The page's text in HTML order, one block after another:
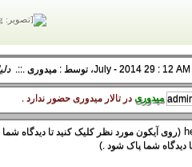
میدوری
میدوری در تالار ميدوری حضور ندارد .
(روی آیکون مورد نظر کلیک کنید تا دیدگاه
دیدگاه شما پاک شود .)